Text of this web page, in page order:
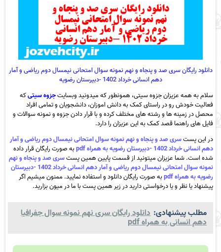
دانلود رایگان سری صد و پنجاه و نهم نمونه سوال امتحانی نیمسال دوم ریاضی و آمار
دهم انسانی خرداد 1402 -دبیرستان رضویه
سلام به همه عزیزان جزوه سیتی، همونطور که میدونید وبسایتجزوه سیتیکه
فعالیت خودش رو در راستای کمک به دانش اموزان، دانشجویان و تمامی افراد
محصل در زمینه ها و رشته های مختلف کرده و با قرار دادن جزوه و نمونه سوالات و
فایل های راهنما قصد کمک به این عزیزان را دارد.
در این پستسری صد و پنجاه و نهم نمونه سوال امتحانی نیمسال دوم ریاضی و آمار
دهم انسانی خرداد 1402 -دبیرستان رضویه به همراه pdf
به صورت رایگان قرار داده
شده است. شما عزیزان میتونید از قسمت پایین همین پستسری صد و پنجاه و نهم
نمونه سوال امتحانی نیمسال دوم ریاضی و آمار دهم انسانی خرداد 1402 -دبیرستان
رضویه به همراه pdf
به صورت رایگان دانلود و استفاده نمایید. ممنون میشیم اگر
پیشنهاد یا نظر و یا درخواستی دارید در زیر همین پست با ما در میون بزارید.
مطلب پیشنهادی: دانلود رایگان سری نهم نمونه سوال جفرافیا
دهم انسانی به همراه pdf